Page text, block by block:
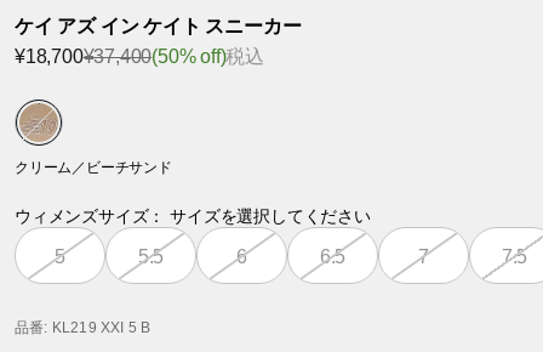
ケイ アズ イン ケイト スニーカー
¥18,700¥37,400(50% off)税込
クリーム／ビーチサンド
ウィメンズサイズ： サイズを選択してください
5 5.5 6 6.5 7 7.5
品番: KL219 XXI 5 B